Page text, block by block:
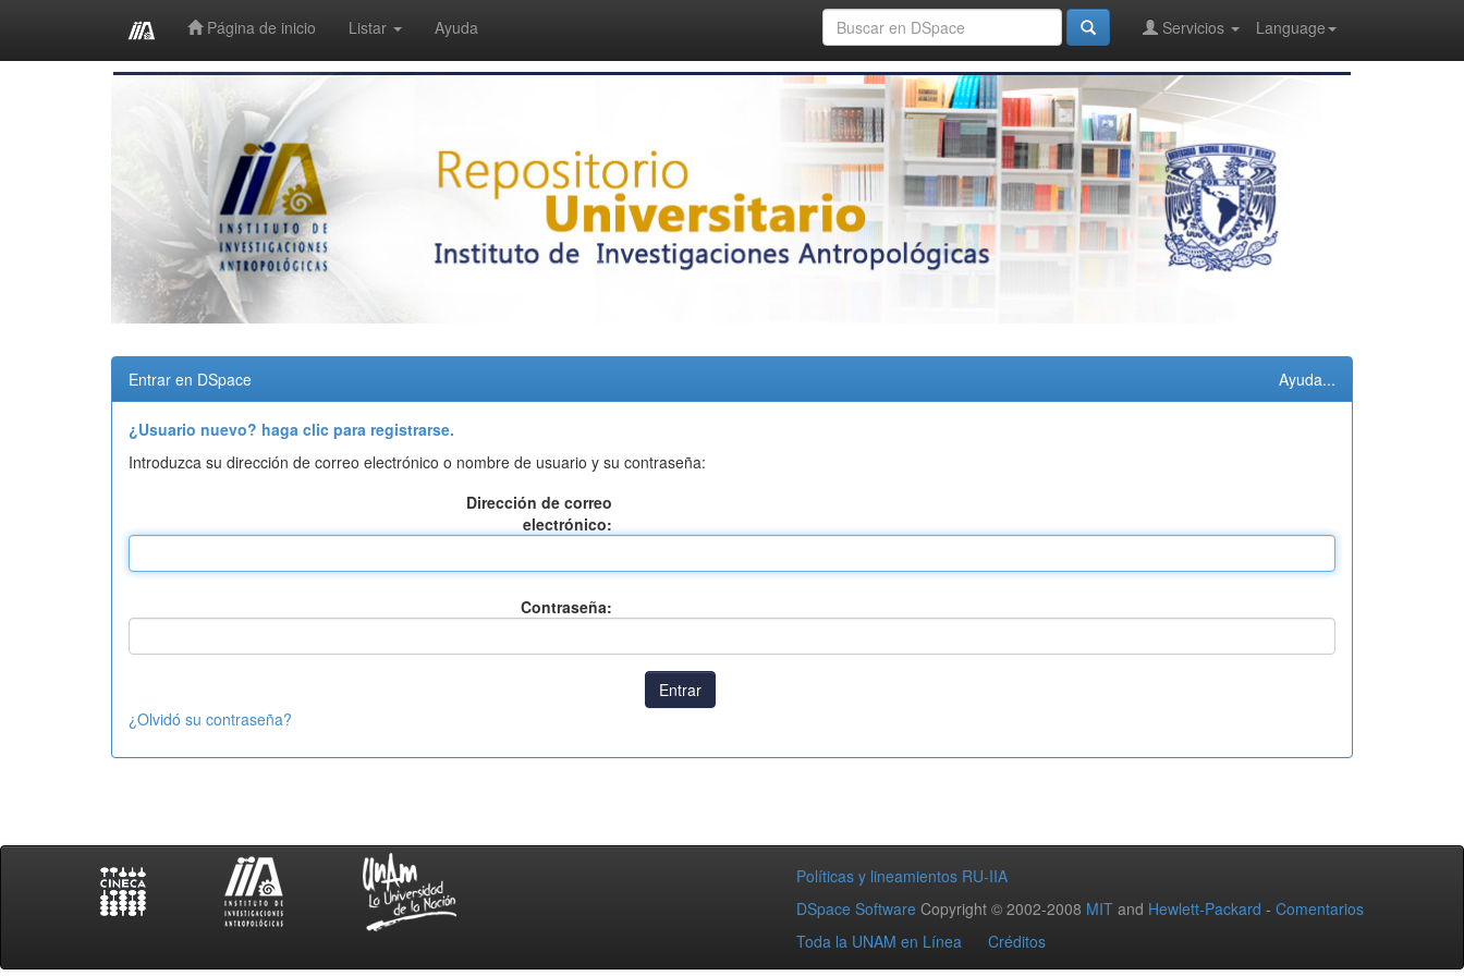
Página de inicio Listar Ayuda Language
Servicios
Entrar en DSpace Ayuda...
¿Usuario nuevo? haga clic para registrarse.
Introduzca su dirección de correo electrónico o nombre de usuario y su contraseña:
Dirección de correo
electrónico:
Contraseña:
¿Olvidó su contraseña?
Políticas y lineamientos RU-IIA
DSpace Software Copyright © 2002-2008 MIT and Hewlett-Packard - Comentarios
Toda la UNAM en Línea
Créditos